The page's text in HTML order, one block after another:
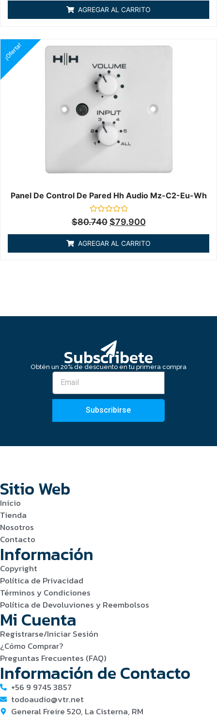
5
AGREGAR AL CARRITO
Panel De Control De Pared Hh Audio Mz-C2-Eu-Wh
Valorado
en
5
¡Oferta!
$80.740 $79.900
AGREGAR AL CARRITO
Subscribete
Obtén un 20% de descuento en tu primera compra
Subscribirse
Sitio Web
Inicio
Tienda
Nosotros
Contacto
Información
Copyright
Política de Privacidad
Términos y Condiciones
Política de Devoluviones y Reembolsos
Mi Cuenta
Registrarse/Iniciar Sesión
¿Cómo Comprar?
Preguntas Frecuentes (FAQ)
Información de Contacto
+56 9 9745 3857
todoaudio@vtr.net
General Freire 520, La Cisterna, RM